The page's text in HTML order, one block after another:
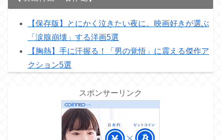
【保存版】とにかく泣きたい夜に。映画好きが選ぶ
「涙腺崩壊」する洋画5選
【胸熱】手に汗握る！「男の覚悟」に震える傑作ア
クション5選
スポンサーリンク